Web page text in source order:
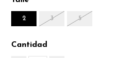
2 3 5
Cantidad